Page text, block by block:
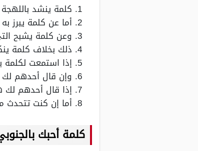
كلمة ينشد
أما عن كلمة
وعن كلمة يشبح
ذلك بخلاف كلمة
إذا استمعت
وإن قال أحدهم
إذا قال أحدهم
أما إن كنت تتحدث
كلمة أحبك